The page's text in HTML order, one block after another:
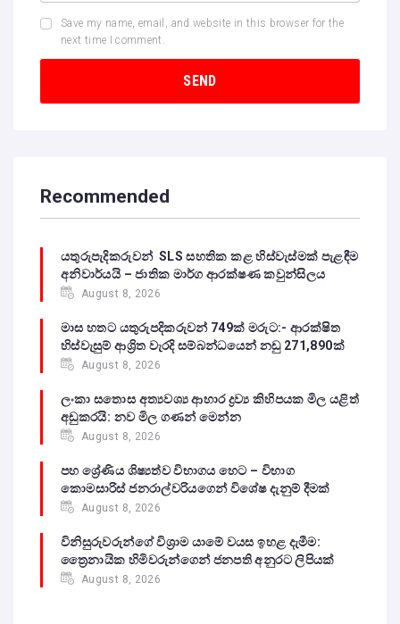
Save my name, email, and website in this browser for the
next time I comment.
Recommended
යතුරුපැදිකරුවන් SLS සහතික කළ හිස්වැස්මක් පැළඳීම
අනිවාර්යයි – ජාතික මාර්ග ආරක්ෂණ කවුන්සිලය
August 8, 2026
මාස හතට යතුරුපදිකරුවන් 749ක් මරුට:- ආරක්ෂිත
හිස්වැසුම් ආශ්‍රිත වැරදි සම්බන්ධයෙන් නඩු 271,890ක්
August 8, 2026
ලංකා සතොස අත්‍යවශ්‍ය ආහාර ද්‍රව්‍ය කිහිපයක මිල යළිත්
අඩුකරයි: නව මිල ගණන් මෙන්න
August 8, 2026
පහ ශ්‍රේණිය ශිෂ්‍යත්ව විභාගය හෙට – විභාග
කොමසාරිස් ජනරාල්වරියගෙන් විශේෂ දැනුම් දීමක්
August 8, 2026
විනිසුරුවරුන්ගේ විශ්‍රාම යාමේ වයස ඉහළ දැමීම:
ත්‍රෛනායික හිමිවරුන්ගෙන් ජනපති අනුරට ලිපියක්
August 8, 2026